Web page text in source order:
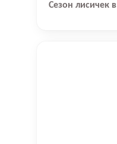
Сезон лисичек